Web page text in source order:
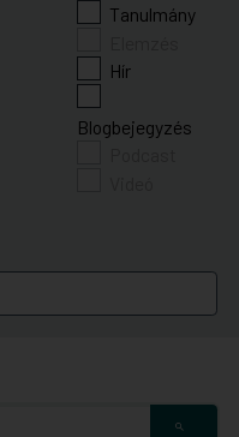
Tanulmány
Hír
Blogbejegyzés